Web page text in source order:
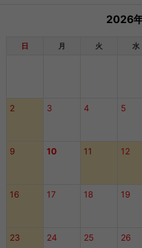
2026
日 月 火 水
2 3 4 5
9 10 11 12
16 17 18 19
23 24 25 26